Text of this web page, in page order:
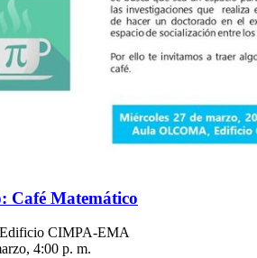
Café Matemático
CIMPA-EMA
4:00 p. m.